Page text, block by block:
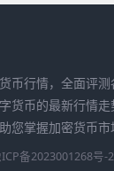
币行情，全面评
货币的最新行情
您掌握加密货币市
备2023001268号-2